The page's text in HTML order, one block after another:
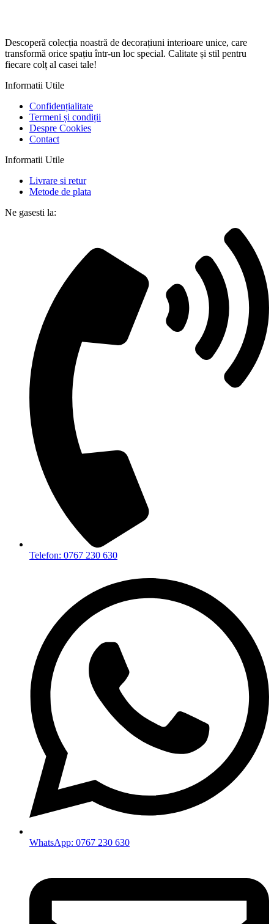
Descoperă colecția noastră de decorațiuni interioare unice, care
transformă orice spațiu într-un loc special. Calitate și stil pentru
fiecare colț al casei tale!
Informatii Utile
Confidențialitate
Termeni și condiții
Despre Cookies
Contact
Informatii Utile
Livrare si retur
Metode de plata
Ne gasesti la:
Telefon: 0767 230 630
WhatsApp: 0767 230 630